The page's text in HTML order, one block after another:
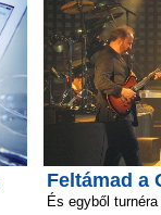
Feltámad a
És egyből